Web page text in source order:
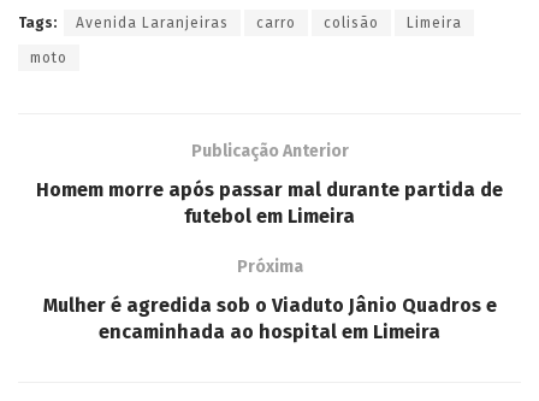
Tags: Avenida Laranjeiras carro colisão Limeira
moto
Publicação Anterior
Homem morre após passar mal durante partida de
futebol em Limeira
Próxima
Mulher é agredida sob o Viaduto Jânio Quadros e
encaminhada ao hospital em Limeira